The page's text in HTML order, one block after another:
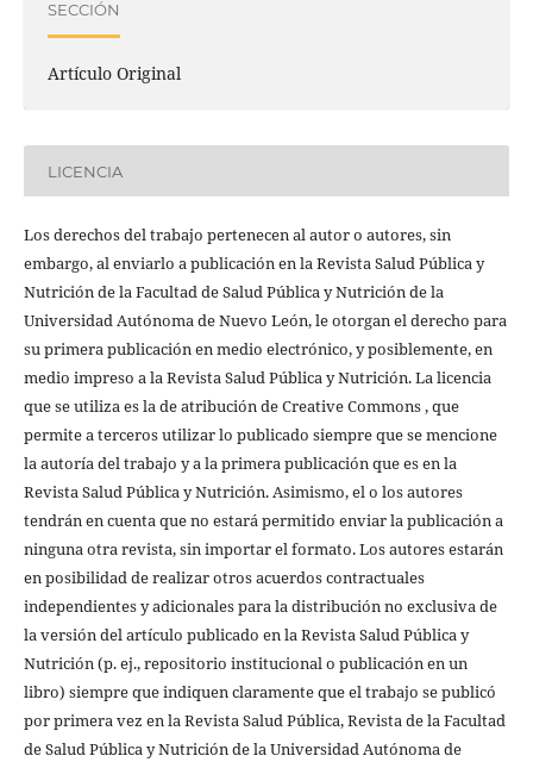
SECCIÓN
Artículo Original
LICENCIA
Los derechos del trabajo pertenecen al autor o autores, sin
embargo, al enviarlo a publicación en la Revista Salud Pública y
Nutrición de la Facultad de Salud Pública y Nutrición de la
Universidad Autónoma de Nuevo León, le otorgan el derecho para
su primera publicación en medio electrónico, y posiblemente, en
medio impreso a la Revista Salud Pública y Nutrición. La licencia
que se utiliza es la de atribución de Creative Commons , que
permite a terceros utilizar lo publicado siempre que se mencione
la autoría del trabajo y a la primera publicación que es en la
Revista Salud Pública y Nutrición. Asimismo, el o los autores
tendrán en cuenta que no estará permitido enviar la publicación a
ninguna otra revista, sin importar el formato. Los autores estarán
en posibilidad de realizar otros acuerdos contractuales
independientes y adicionales para la distribución no exclusiva de
la versión del artículo publicado en la Revista Salud Pública y
Nutrición (p. ej., repositorio institucional o publicación en un
libro) siempre que indiquen claramente que el trabajo se publicó
por primera vez en la Revista Salud Pública, Revista de la Facultad
de Salud Pública y Nutrición de la Universidad Autónoma de